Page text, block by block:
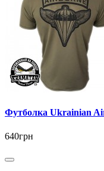
Футболка Ukrainian
640грн